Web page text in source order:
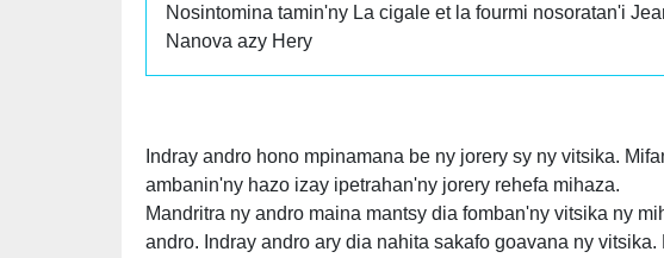
Nosintomina tamin'ny La cigale et la fourmi nosoratan'i
Nanova azy Hery
Indray andro hono mpinamana be ny jorery sy ny vitsika.
ambanin'ny hazo izay ipetrahan'ny jorery rehefa mihaza.
Mandritra ny andro maina mantsy dia fomban'ny vitsika ny
andro. Indray andro ary dia nahita sakafo goavana ny